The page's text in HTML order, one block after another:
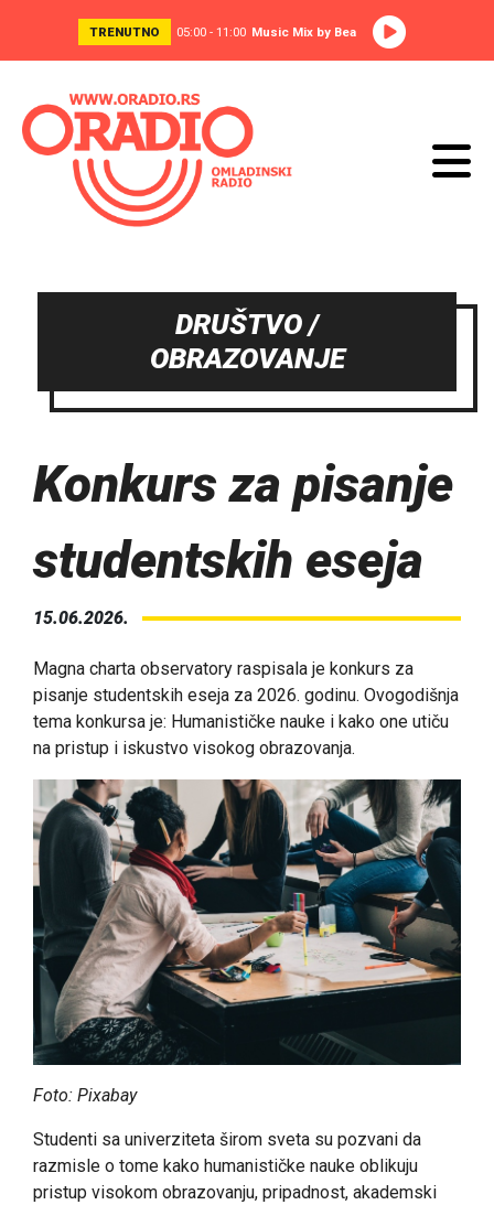
TRENUTNO 05:00 - 11:00 Music Mix by Bea
DRUŠTVO /
OBRAZOVANJE
Konkurs za pisanje
studentskih eseja
15.06.2026.
Magna charta observatory raspisala je konkurs za
pisanje studentskih eseja za 2026. godinu. Ovogodišnja
tema konkursa je: Humanističke nauke i kako one utiču
na pristup i iskustvo visokog obrazovanja.
Foto: Pixabay
Studenti sa univerziteta širom sveta su pozvani da
razmisle o tome kako humanističke nauke oblikuju
pristup visokom obrazovanju, pripadnost, akademski